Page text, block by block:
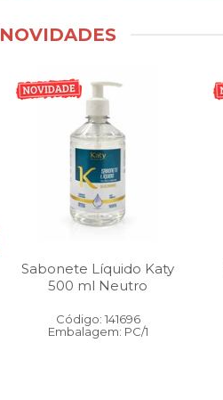
NOVIDADES
Sabonete Líquido Katy
500 ml Neutro
Código: 141696
Embalagem: PC/1